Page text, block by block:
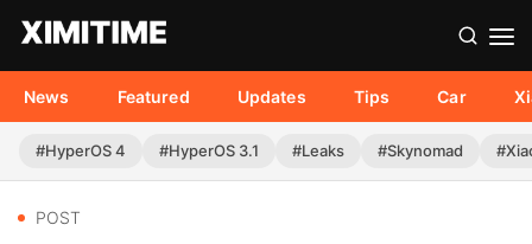
News Featured Updates Tips Car
#HyperOS 4 #HyperOS 3.1 #Leaks #Skynomad
POST